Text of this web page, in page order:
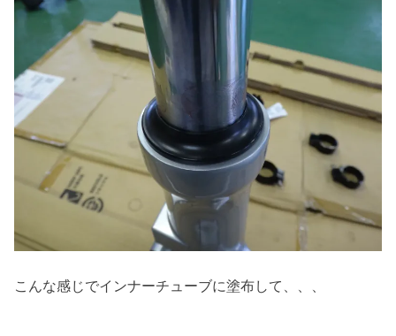
こんな感じでインナーチューブに塗布して、、、